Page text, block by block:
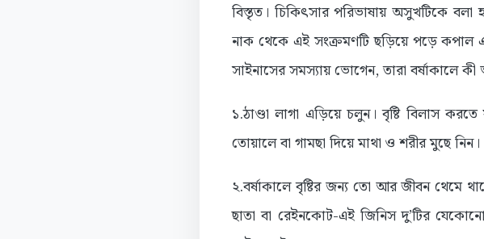
বিস্তৃত। চিকিৎসার পরিভাষায় অসুখটিকে বলা
নাক থেকে এই সংক্রমণটি ছড়িয়ে পড়ে কপাল
সাইনাসের সমস্যায় ভোগেন, তারা বর্ষাকালে
১.ঠাণ্ডা লাগা এড়িয়ে চলুন। বৃষ্টি বিলাস
তোয়ালে বা গামছা দিয়ে মাথা ও শরীর মুছে
২.বর্ষাকালে বৃষ্টির জন্য তো আর জীবন থেমে
ছাতা বা রেইনকোট-এই জিনিস দু’টির